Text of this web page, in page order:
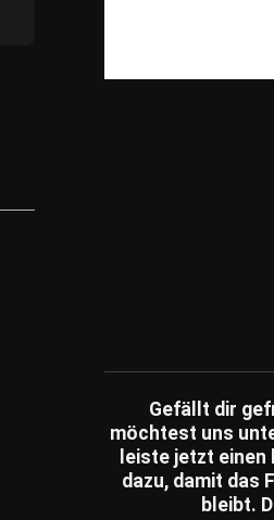
Spiele
Schätzfragen
Fachartikel
Gefällt dir
möchtest uns
leiste jetzt einen
dazu, damit das
bleibt.